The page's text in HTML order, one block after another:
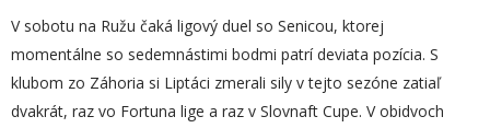
V sobotu na Ružu čaká ligový duel so Senicou, ktorej
momentálne so sedemnástimi bodmi patrí deviata pozícia. S
klubom zo Záhoria si Liptáci zmerali sily v tejto sezóne zatiaľ
dvakrát, raz vo Fortuna lige a raz v Slovnaft Cupe. V obidvoch